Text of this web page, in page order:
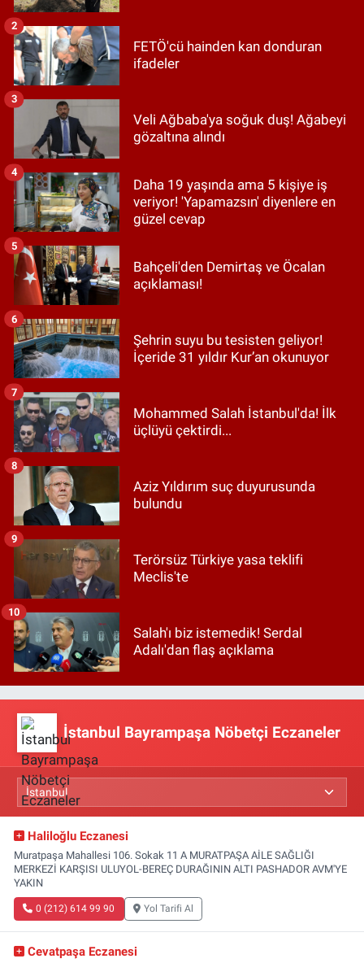
FETÖ'cü hainden kan donduran
ifadeler
2
Veli Ağbaba'ya soğuk duş! Ağabeyi
gözaltına alındı
3
Daha 19 yaşında ama 5 kişiye iş
veriyor! 'Yapamazsın' diyenlere en
güzel cevap
4
Bahçeli'den Demirtaş ve Öcalan
açıklaması!
5
Şehrin suyu bu tesisten geliyor!
İçeride 31 yıldır Kur’an okunuyor
6
Mohammed Salah İstanbul'da! İlk
üçlüyü çektirdi...
7
Aziz Yıldırım suç duyurusunda
bulundu
8
Terörsüz Türkiye yasa teklifi
Meclis'te
9
Salah'ı biz istemedik! Serdal
Adalı'dan flaş açıklama
10
İstanbul Bayrampaşa Nöbetçi Eczaneler
Haliloğlu Eczanesi
Muratpaşa Mahallesi 106. Sokak 11 A MURATPAŞA AİLE SAĞLIĞI
MERKEZİ KARŞISI ULUYOL-BEREÇ DURAĞININ ALTI PASHADOR AVM'YE
YAKIN
0 (212) 614 99 90 Yol Tarifi Al
Cevatpaşa Eczanesi